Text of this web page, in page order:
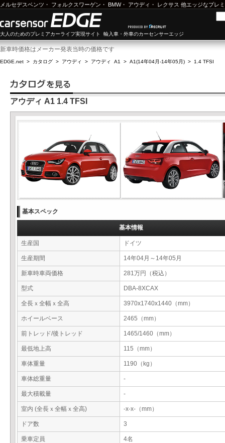
メルセデスベンツ ・ フォルクスワーゲン ・ BMW・ アウディ ・ レクサス 他エッジなプレ
大人のためのプレミアカーライフ実現サイト 輸入車・外車のカーセンサーエッジ
新車時価格はメーカー発表当時の価格です
EDGE.net > カタログ > アウディ > アウディ A1 > A1(14年04月-14年05月) > 1.4 TFSI
アウディ A1 1.4 TFSI
基本スペック
基本情報
生産国 ドイツ
生産期間 14年04月～14年05月
新車時車両価格 281万円（税込）
型式 DBA-8XCAX
全長ｘ全幅ｘ全高 3970x1740x1440（mm）
ホイールベース 2465（mm）
前トレッド/後トレッド 1465/1460（mm）
最低地上高 115（mm）
車体重量 1190（kg）
車体総重量 -
最大積載量 -
室内 (全長ｘ全幅ｘ全高) -x-x-（mm）
ドア数 3
乗車定員 4名